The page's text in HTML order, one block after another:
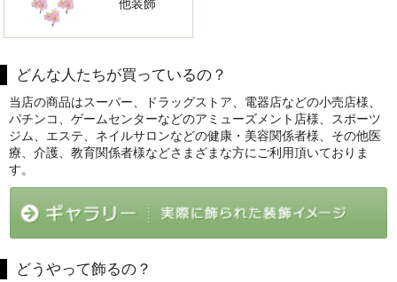
他装飾
どんな人たちが買っているの？
当店の商品はスーパー、ドラッグストア、電器店などの小売店様、
パチンコ、ゲームセンターなどのアミューズメント店様、スポーツ
ジム、エステ、ネイルサロンなどの健康・美容関係者様、その他医
療、介護、教育関係者様などさまざまな方にご利用頂いておりま
す。
どうやって飾るの？